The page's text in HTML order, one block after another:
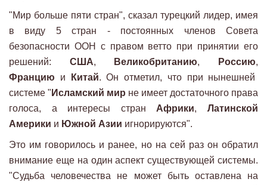
"Мир больше пяти стран", сказал турецкий лидер, имея
в виду 5 стран - постоянных членов Совета
безопасности ООН с правом ветто при принятии его
решений: США, Великобританию, Россию,
Францию и Китай. Он отметил, что при нынешней
системе " Исламский мир не имеет достаточного права
голоса, а интересы стран Африки,Латинской
Америки и Южной Азии игнорируются".
Это им говорилось и ранее, но на сей раз он обратил
внимание еще на один аспект существующей системы.
"Судьба человечества не может быть оставлена на